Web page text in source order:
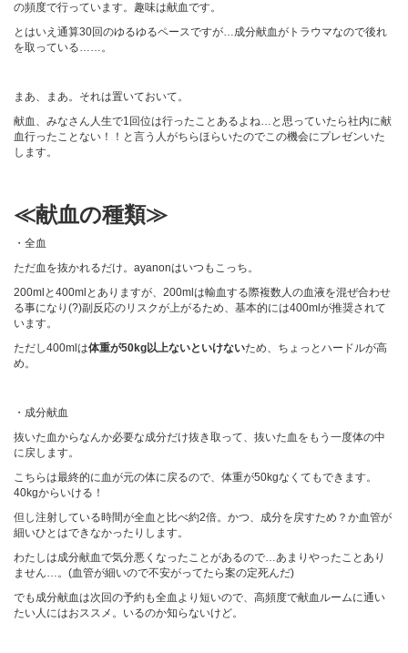
の頻度で行っています。趣味は献血です。
とはいえ通算30回のゆるゆるペースですが…成分献血がトラウマなので後れ
を取っている……。
まあ、まあ。それは置いておいて。
献血、みなさん人生で1回位は行ったことあるよね…と思っていたら社内に献
血行ったことない！！と言う人がちらほらいたのでこの機会にプレゼンいた
します。
≪献血の種類≫
・全血
ただ血を抜かれるだけ。ayanonはいつもこっち。
200mlと400mlとありますが、200mlは輸血する際複数人の血液を混ぜ合わせ
る事になり(?)副反応のリスクが上がるため、基本的には400mlが推奨されて
います。
ただし400mlは体重が50kg以上ないといけないため、ちょっとハードルが高
め。
・成分献血
抜いた血からなんか必要な成分だけ抜き取って、抜いた血をもう一度体の中
に戻します。
こちらは最終的に血が元の体に戻るので、体重が50kgなくてもできます。
40kgからいける！
但し注射している時間が全血と比べ約2倍。かつ、成分を戻すため？か血管が
細いひとはできなかったりします。
わたしは成分献血で気分悪くなったことがあるので…あまりやったことあり
ません…。(血管が細いので不安がってたら案の定死んだ)
でも成分献血は次回の予約も全血より短いので、高頻度で献血ルームに通い
たい人にはおススメ。いるのか知らないけど。